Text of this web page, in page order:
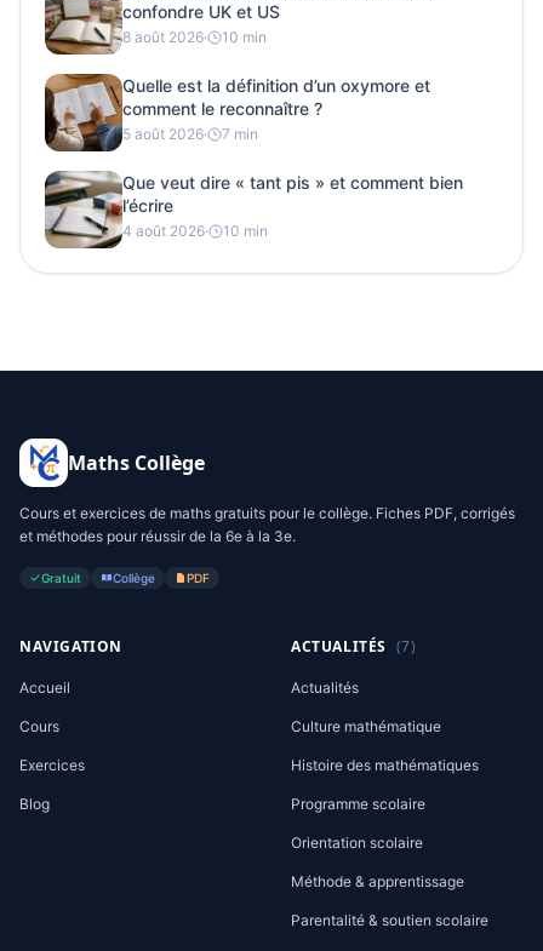
confondre UK et US
8 août 2026· 10 min
Quelle est la définition d’un oxymore et
comment le reconnaître ?
5 août 2026· 7 min
Que veut dire « tant pis » et comment bien
l’écrire
4 août 2026· 10 min
Maths Collège
Cours et exercices de maths gratuits pour le collège. Fiches PDF, corrigés
et méthodes pour réussir de la 6e à la 3e.
Gratuit Collège PDF
NAVIGATION
Accueil
Cours
Exercices
Blog
ACTUALITÉS (7)
Actualités
Culture mathématique
Histoire des mathématiques
Programme scolaire
Orientation scolaire
Méthode & apprentissage
Parentalité & soutien scolaire